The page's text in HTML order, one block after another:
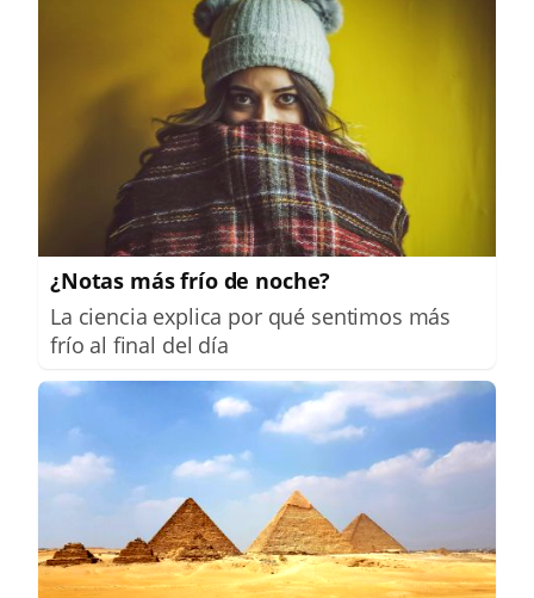
¿Notas más frío de noche?
La ciencia explica por qué sentimos más
frío al final del día